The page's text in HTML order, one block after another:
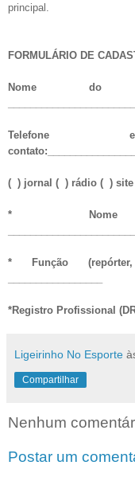
principal.
FORMULÁRIO DE
Nome do
( ) jornal ( ) rádio ( )
* Nome
* Função
*Registro Profissional
Ligeirinho No Esporte
Compartilhar
Nenhum
Postar um